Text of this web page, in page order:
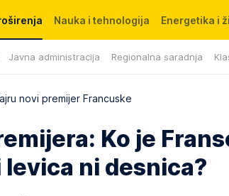
Javna administracija Regionalna saradnja
Nauka i tehnologija Energetika i
novi premijer Francuske
Ko je
levica ni desnica?